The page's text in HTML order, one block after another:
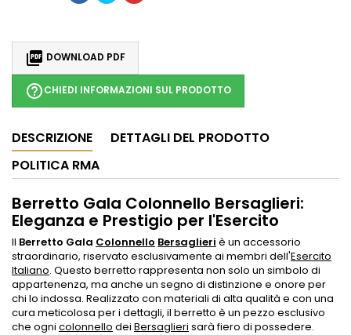
 DOWNLOAD PDF
help_outlineCHIEDI INFORMAZIONI SUL PRODOTTO
DESCRIZIONE
DETTAGLI DEL PRODOTTO
POLITICA RMA
Berretto Gala Colonnello Bersaglieri:
Eleganza e Prestigio per l'Esercito
Il Berretto Gala Colonnello Bersaglieri è un accessorio
straordinario, riservato esclusivamente ai membri dell'Esercito
Italiano. Questo berretto rappresenta non solo un simbolo di
appartenenza, ma anche un segno di distinzione e onore per
chi lo indossa. Realizzato con materiali di alta qualità e con una
cura meticolosa per i dettagli, il berretto è un pezzo esclusivo
che ogni colonnello dei Bersaglieri sarà fiero di possedere.